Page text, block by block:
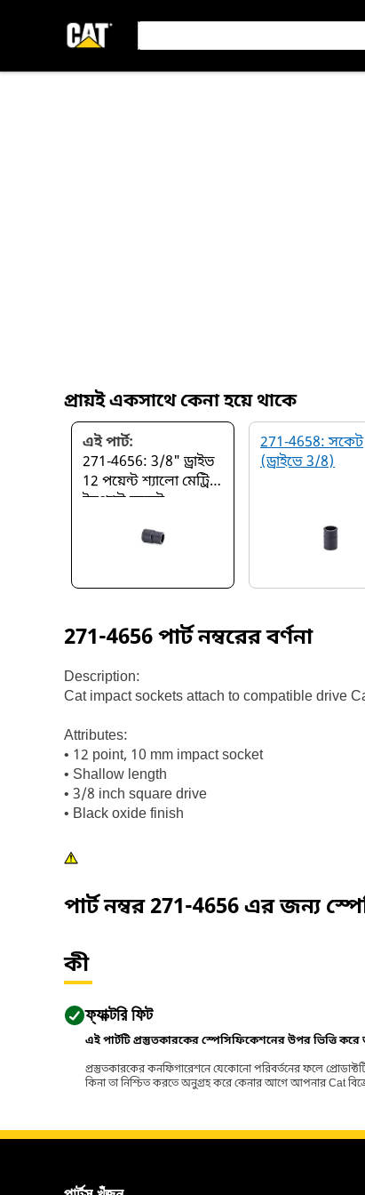
প্রায়ই একসাথে কেনা হয়ে থাকে
এই পার্ট:
271-4656: 3/8" ড্রাইভ
12 পয়েন্ট শ্যালো মেট্রিক
ইমপ্যাক্ট সকেট
271-4658: সকেট
(ড্রাইভে 3/8)
271-4656পার্ট নম্বরের বর্ণনা
Description:
Cat impact sockets attach to compatible drive
Attributes:
• 12 point, 10 mm impact socket
• Shallow length
• 3/8 inch square drive
• Black oxide finish
পার্ট নম্বর271-4656এর জন্য
কী
ফ্যাক্টরি ফিট
এই পার্টটি প্রস্তুতকারকের স্পেসিফিকেশনের উপর ভিত্তি
প্রস্তুতকারকের কনফিগারেশনে যেকোনো পরিবর্তনের ফলে
কিনা তা নিশ্চিত করতে অনুগ্রহ করে কেনার আগে আপনার Cat